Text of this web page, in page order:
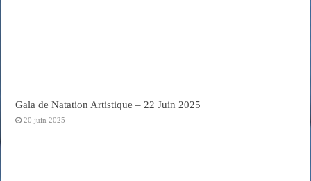
Gala de Natation Artistique – 22 Juin 2025
20 juin 2025